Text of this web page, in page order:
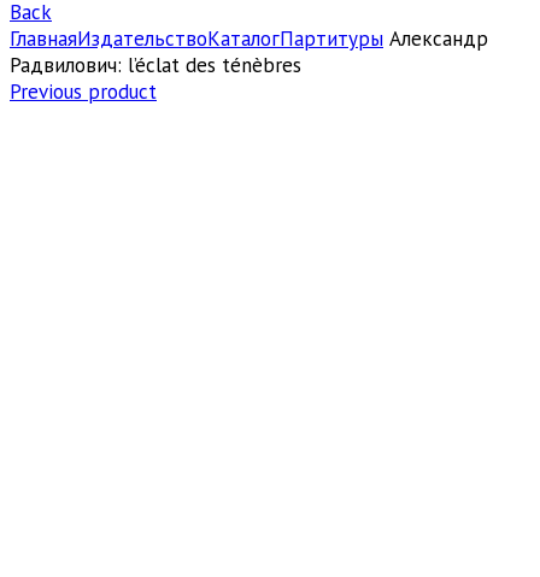
Back
ГлавнаяИздательствоКаталогПартитуры Александр
Радвилович: l’éclat des ténèbres
Previous product